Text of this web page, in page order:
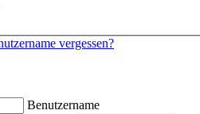
vergessen?
Benutzername